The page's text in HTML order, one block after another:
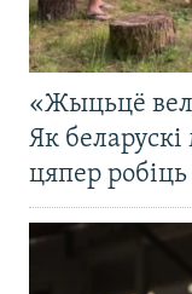
«Жыцьцё
Як беларускі
цяпер